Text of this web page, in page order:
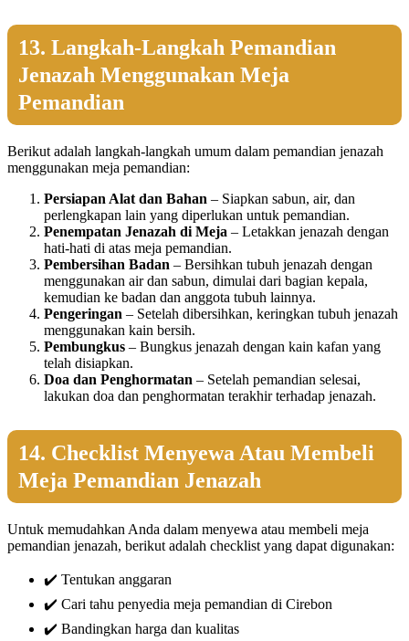
13. Langkah-Langkah Pemandian
Jenazah Menggunakan Meja
Pemandian
Berikut adalah langkah-langkah umum dalam pemandian jenazah
menggunakan meja pemandian:
Persiapan Alat dan Bahan – Siapkan sabun, air, dan
perlengkapan lain yang diperlukan untuk pemandian.
Penempatan Jenazah di Meja – Letakkan jenazah dengan
hati-hati di atas meja pemandian.
Pembersihan Badan – Bersihkan tubuh jenazah dengan
menggunakan air dan sabun, dimulai dari bagian kepala,
kemudian ke badan dan anggota tubuh lainnya.
Pengeringan – Setelah dibersihkan, keringkan tubuh jenazah
menggunakan kain bersih.
Pembungkus – Bungkus jenazah dengan kain kafan yang
telah disiapkan.
Doa dan Penghormatan – Setelah pemandian selesai,
lakukan doa dan penghormatan terakhir terhadap jenazah.
14. Checklist Menyewa Atau Membeli
Meja Pemandian Jenazah
Untuk memudahkan Anda dalam menyewa atau membeli meja
pemandian jenazah, berikut adalah checklist yang dapat digunakan:
✔️ Tentukan anggaran
✔️ Cari tahu penyedia meja pemandian di Cirebon
✔️ Bandingkan harga dan kualitas